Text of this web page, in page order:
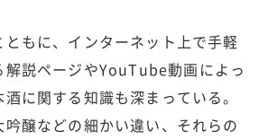
もに、インターネット上で手軽
解説ページやYouTube動画によっ
に関する知識も深まっている。
醸などの細かい違い、それらの